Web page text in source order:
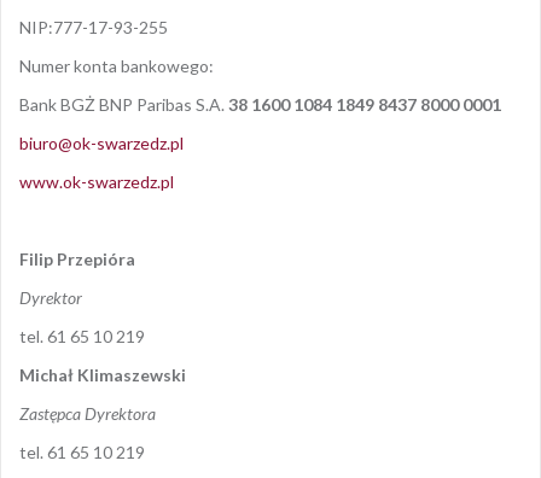
NIP:777-17-93-255
Numer konta bankowego:
Bank BGŻ BNP Paribas S.A. 38 1600 1084 1849 8437 8000 0001
biuro@ok-swarzedz.pl
www.ok-swarzedz.pl
Filip Przepióra
Dyrektor
tel. 61 65 10 219
Michał Klimaszewski
Zastępca Dyrektora
tel. 61 65 10 219